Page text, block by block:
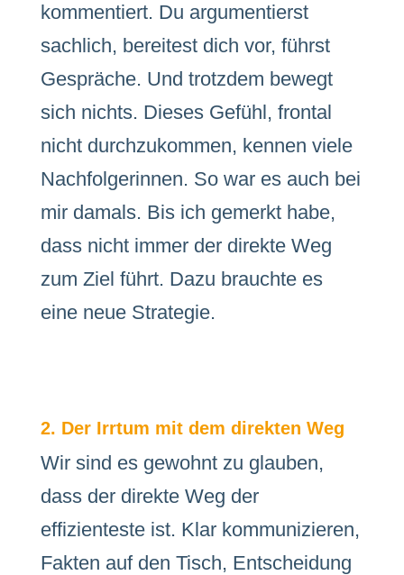
kommentiert. Du argumentierst
sachlich, bereitest dich vor, führst
Gespräche. Und trotzdem bewegt
sich nichts. Dieses Gefühl, frontal
nicht durchzukommen, kennen viele
Nachfolgerinnen. So war es auch bei
mir damals. Bis ich gemerkt habe,
dass nicht immer der direkte Weg
zum Ziel führt. Dazu brauchte es
eine neue Strategie.
2. Der Irrtum mit dem direkten Weg
Wir sind es gewohnt zu glauben,
dass der direkte Weg der
effizienteste ist. Klar kommunizieren,
Fakten auf den Tisch, Entscheidung